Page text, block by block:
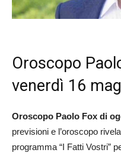
Oroscopo
venerdì 16
Oroscopo Paolo Fox di
previsioni e l’oroscopo
programma “I Fatti Vostri”